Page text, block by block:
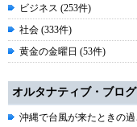
ビジネス (253件)
社会 (333件)
黄金の金曜日 (53件)
オルタナティブ・ブロ
沖縄で台風が来たときの